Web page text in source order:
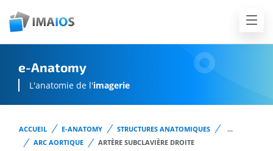
e-Anatomy
L'anatomie de l'imagerie
ACCUEIL E-ANATOMY STRUCTURES ANATOMIQUES
...
ARC AORTIQUE
ARTÈRE SUBCLAVIÈRE DROITE